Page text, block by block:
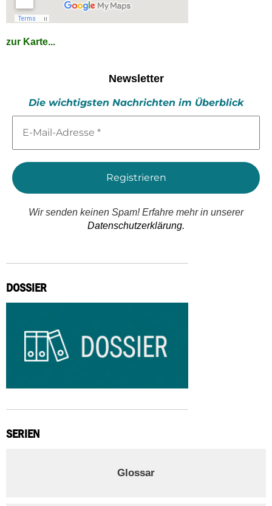
zur Karte...
Newsletter
Die wichtigsten Nachrichten im Überblick
Mail-
*
Wir senden keinen Spam! Erfahre mehr in unserer
Datenschutzerklärung.
DOSSIER
SERIEN
Glossar